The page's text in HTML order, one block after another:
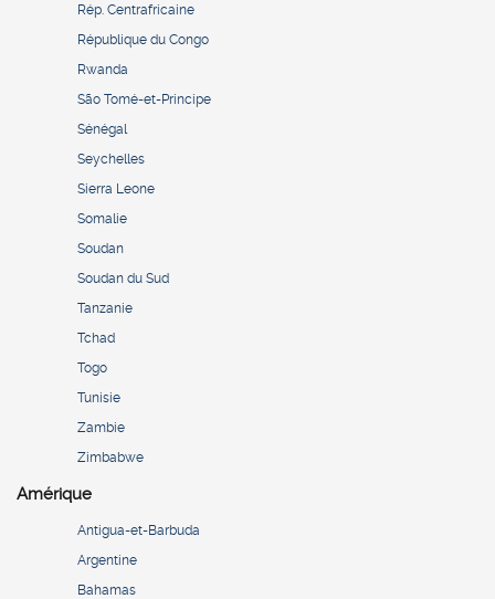
Rép. Centrafricaine
République du Congo
Rwanda
São Tomé-et-Principe
Sénégal
Seychelles
Sierra Leone
Somalie
Soudan
Soudan du Sud
Tanzanie
Tchad
Togo
Tunisie
Zambie
Zimbabwe
Amérique
Antigua-et-Barbuda
Argentine
Bahamas